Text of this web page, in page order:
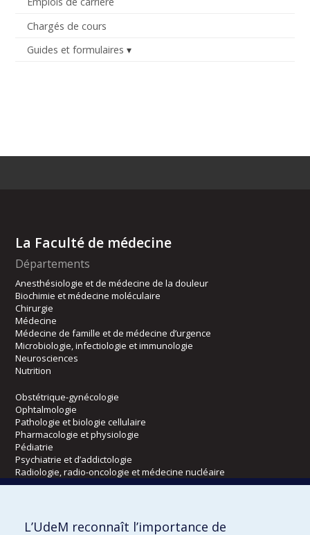
Chargés de cours
Guides et formulaires
La Faculté de médecine
Départements
Anesthésiologie et de médecine de la douleur
Biochimie et médecine moléculaire
Chirurgie
Médecine
Médecine de famille et de médecine d’urgence
Microbiologie, infectiologie et immunologie
Neurosciences
Nutrition
Obstétrique-gynécologie
Ophtalmologie
Pathologie et biologie cellulaire
Pharmacologie et physiologie
Pédiatrie
Psychiatrie et d’addictologie
Radiologie, radio-oncologie et médecine nucléaire
Écoles
L’UdeM reconnaît l’importance de